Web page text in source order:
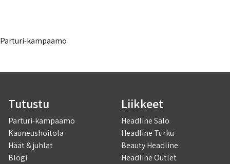
Parturi-kampaamo
Tutustu
Parturi-kampaamo
Kauneushoitola
Häät & juhlat
Blogi
Liikkeet
Headline Salo
Headline Turku
Beauty Headline
Headline Outlet